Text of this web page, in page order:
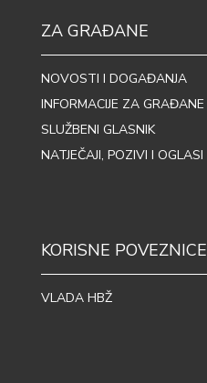
ZA GRAĐANE
NOVOSTI I DOGAĐANJA
INFORMACIJE ZA GRAĐANE
SLUŽBENI GLASNIK
NATJEČAJI, POZIVI I OGLASI
KORISNE POVEZNICE
VLADA HBŽ